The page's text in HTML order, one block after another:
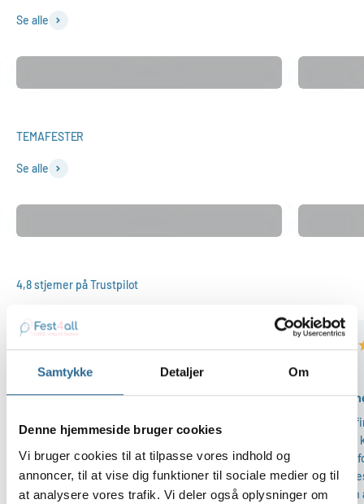
Samtykke Detaljer Om
Denne hjemmeside bruger cookies
Vi bruger cookies til at tilpasse vores indhold og
annoncer, til at vise dig funktioner til sociale medier og til
at analysere vores trafik. Vi deler også oplysninger om
Se alle
Balloner
Se alle
Sommerfest
Lars-Bo
Jeg vil gerne tilslutte mig rækken af tilfredse
Jeg nåede aldrig dertil at jeg fik en faktura,
men en forespørgsel på 10.000 stjernekastere
medførte svar indenfor 6 timer, 2 mails med
tilbud på diverse størrelser men beslutningen
Alt var
Meget
pakket
kan kun